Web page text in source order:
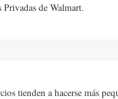
Privadas de Walmart.
tienden a hacerse más